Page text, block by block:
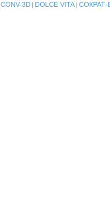
CONV-3D| DOLCE VITA| СОКРАТ-